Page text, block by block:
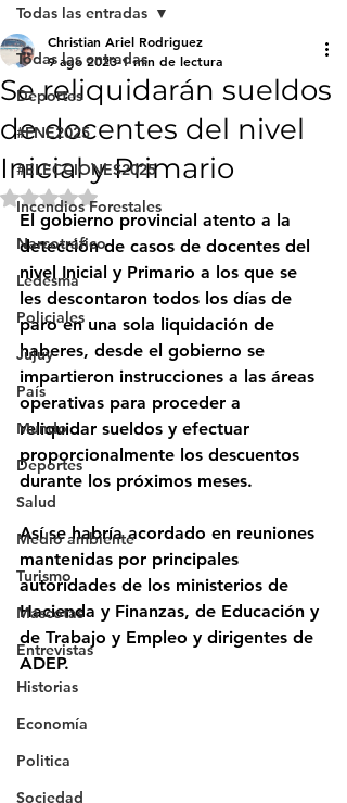
Todas las entradas
Deportes
#FNE2025
#ELECCIONES2025
Incendios Forestales
Narcotráfico
Ledesma
Policiales
Jujuy
País
Mundo
Deportes
Salud
Medio ambiente
Turismo
Mascotas
Entrevistas
Historias
Economía
Politica
Sociedad
Todas las entradas
Se reliquidarán sueldos
de docentes del nivel
Inicial y Primario
Christian Ariel Rodriguez
9 ago 2023 1 min de lectura
Obtuvo NaN de 5 estrellas.
El gobierno provincial atento a la
detección de casos de docentes del
nivel Inicial y Primario a los que se
les descontaron todos los días de
paro en una sola liquidación de
haberes, desde el gobierno se
impartieron instrucciones a las áreas
operativas para proceder a
reliquidar sueldos y efectuar
proporcionalmente los descuentos
durante los próximos meses.
Así se habría acordado en reuniones
mantenidas por principales
autoridades de los ministerios de
Hacienda y Finanzas, de Educación y
de Trabajo y Empleo y dirigentes de
ADEP.